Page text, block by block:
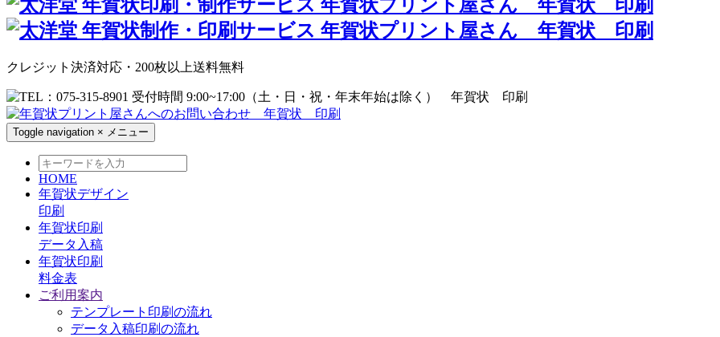
クレジット決済対応・200枚以上送料無料
Toggle navigation × メニュー
HOME
年賀状デザイン
印刷
年賀状印刷
データ入稿
年賀状印刷
料金表
ご利用案内
テンプレート印刷の流れ
データ入稿印刷の流れ